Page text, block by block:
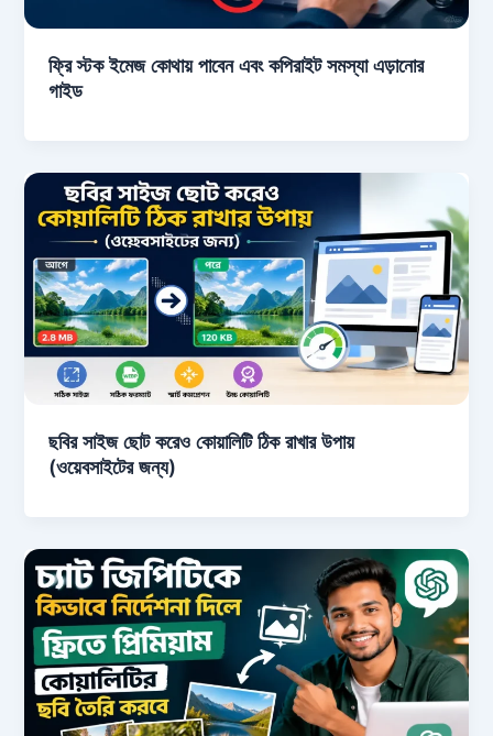
ফ্রি স্টক ইমেজ কোথায় পাবেন এবং কপিরাইট সমস্যা এড়ানোর
গাইড
ছবির সাইজ ছোট করেও কোয়ালিটি ঠিক রাখার উপায়
(ওয়েবসাইটের জন্য)